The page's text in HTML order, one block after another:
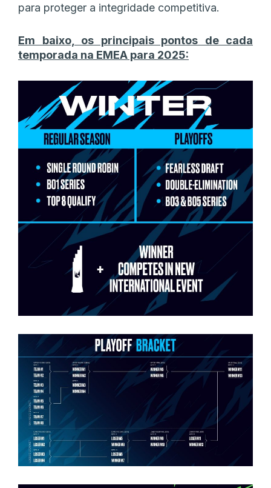
para proteger a integridade competitiva.
Em baixo, os principais pontos de cada
temporada na EMEA para 2025: